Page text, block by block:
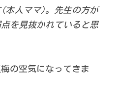
本人ママ)。先生の方が
を見抜かれていると思
の空気になってきま